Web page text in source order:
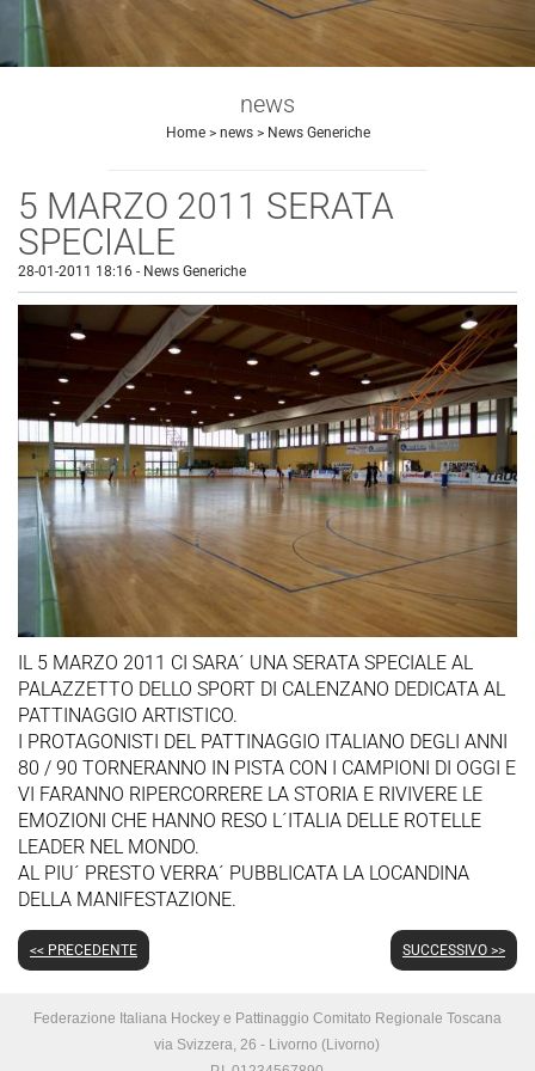
news
Home> news> News Generiche
5 MARZO 2011 SERATA
SPECIALE
28-01-2011 18:16 - News Generiche
IL 5 MARZO 2011 CI SARA´ UNA SERATA SPECIALE AL
PALAZZETTO DELLO SPORT DI CALENZANO DEDICATA AL
PATTINAGGIO ARTISTICO.
I PROTAGONISTI DEL PATTINAGGIO ITALIANO DEGLI ANNI
80 / 90 TORNERANNO IN PISTA CON I CAMPIONI DI OGGI E
VI FARANNO RIPERCORRERE LA STORIA E RIVIVERE LE
EMOZIONI CHE HANNO RESO L´ITALIA DELLE ROTELLE
LEADER NEL MONDO.
AL PIU´ PRESTO VERRA´ PUBBLICATA LA LOCANDINA
DELLA MANIFESTAZIONE.
<< PRECEDENTE SUCCESSIVO >>
Federazione Italiana Hockey e Pattinaggio Comitato Regionale Toscana
via Svizzera, 26 - Livorno (Livorno)